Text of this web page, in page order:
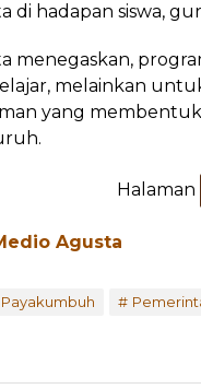
di hadapan siswa,
menegaskan,
melainkan
yang
Halaman
Agusta